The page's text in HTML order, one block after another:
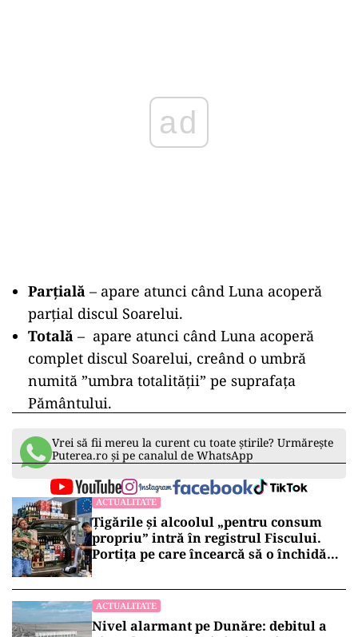
ad
Parțială – apare atunci când Luna acoperă
parțial discul Soarelui.
Totală – apare atunci când Luna acoperă
complet discul Soarelui, creând o umbră
numită ”umbra totalității” pe suprafața
Pământului.
Vrei să fii mereu la curent cu toate știrile? Urmărește
Puterea.ro și pe canalul de WhatsApp
ACTUALITATE
Țigările și alcoolul „pentru consum
propriu” intră în registrul Fiscului.
Portița pe care încearcă să o închidă
ACTUALITATE
Nivel alarmant pe Dunăre: debitul a